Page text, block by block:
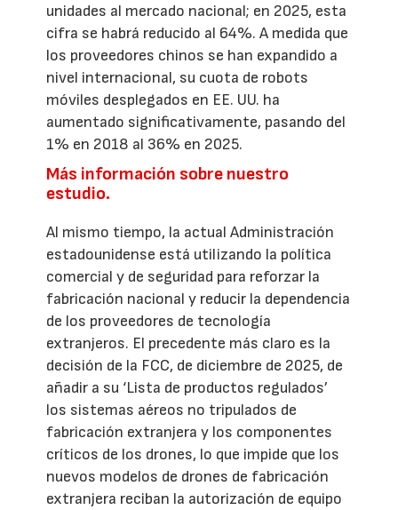
unidades al mercado nacional; en 2025, esta
cifra se habrá reducido al 64%. A medida que
los proveedores chinos se han expandido a
nivel internacional, su cuota de robots
móviles desplegados en EE. UU. ha
aumentado significativamente, pasando del
1% en 2018 al 36% en 2025.
Más información sobre nuestro
estudio.
Al mismo tiempo, la actual Administración
estadounidense está utilizando la política
comercial y de seguridad para reforzar la
fabricación nacional y reducir la dependencia
de los proveedores de tecnología
extranjeros. El precedente más claro es la
decisión de la FCC, de diciembre de 2025, de
añadir a su ‘Lista de productos regulados’
los sistemas aéreos no tripulados de
fabricación extranjera y los componentes
críticos de los drones, lo que impide que los
nuevos modelos de drones de fabricación
extranjera reciban la autorización de equipo